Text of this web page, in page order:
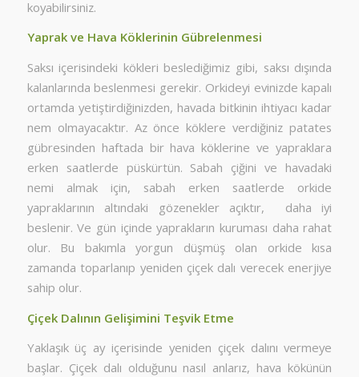
koyabilirsiniz.
Yaprak ve Hava Köklerinin Gübrelenmesi
Saksı içerisindeki kökleri beslediğimiz gibi, saksı dışında
kalanlarında beslenmesi gerekir. Orkideyi evinizde kapalı
ortamda yetiştirdiğinizden, havada bitkinin ihtiyacı kadar
nem olmayacaktır. Az önce köklere verdiğiniz patates
gübresinden haftada bir hava köklerine ve yapraklara
erken saatlerde püskürtün. Sabah çiğini ve havadaki
nemi almak için, sabah erken saatlerde orkide
yapraklarının altındaki gözenekler açıktır, daha iyi
beslenir. Ve gün içinde yaprakların kuruması daha rahat
olur. Bu bakımla yorgun düşmüş olan orkide kısa
zamanda toparlanıp yeniden çiçek dalı verecek enerjiye
sahip olur.
Çiçek Dalının Gelişimini Teşvik Etme
Yaklaşık üç ay içerisinde yeniden çiçek dalını vermeye
başlar. Çiçek dalı olduğunu nasıl anlarız, hava kökünün